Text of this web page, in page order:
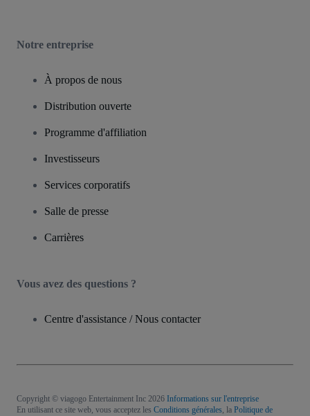
Notre entreprise
À propos de nous
Distribution ouverte
Programme d'affiliation
Investisseurs
Services corporatifs
Salle de presse
Carrières
Vous avez des questions ?
Centre d'assistance / Nous contacter
Copyright © viagogo Entertainment Inc 2026 Informations sur l'entreprise
En utilisant ce site web, vous acceptez les Conditions générales, la Politique de